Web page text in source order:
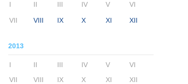
I II III IV V VI
VII VIII IX X XI XII
2013
I II III IV V
VI
VII
VIII IX X XI XII